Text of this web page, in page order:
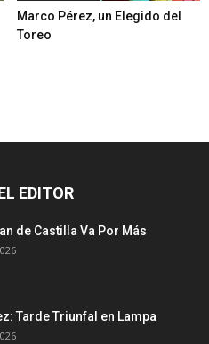
Marco Pérez, un Elegido del
Toreo
EDITOR
de Castilla Va Por Más
Tarde Triunfal en Lampa